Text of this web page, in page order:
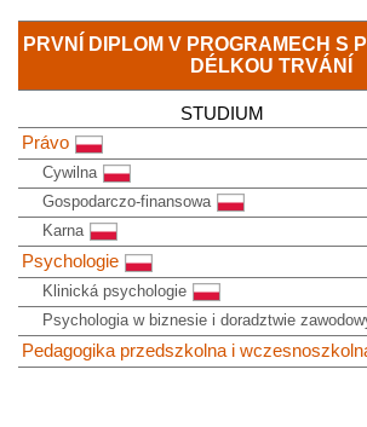
PRVNÍ DIPLOM V PROGRAMECH S
DÉLKOU TRVÁNÍ
STUDIUM
Právo
Cywilna
Gospodarczo-finansowa
Karna
Psychologie
Klinická psychologie
Psychologia w biznesie i doradztwie
Pedagogika przedszkolna i